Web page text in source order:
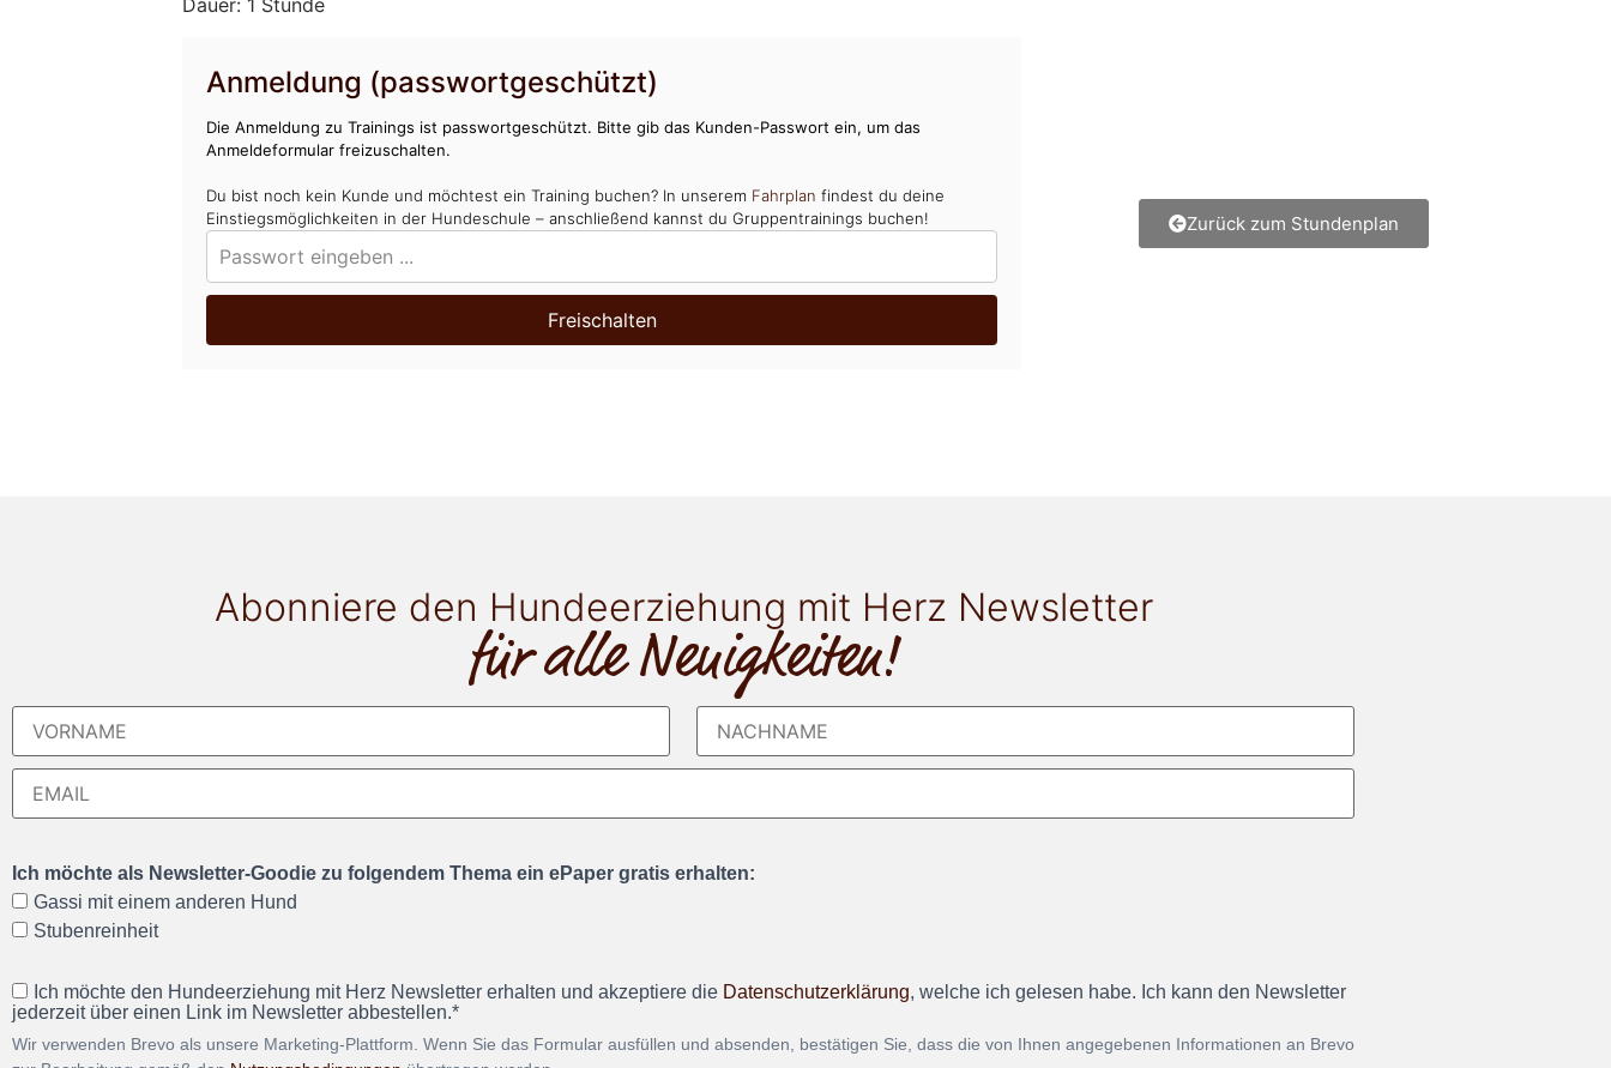
Dauer: 1 Stunde
Anmeldung (passwortgeschützt)
Die Anmeldung zu Trainings ist passwortgeschützt. Bitte gib das Kunden-Passwort ein, um das
Anmeldeformular freizuschalten.
Du bist noch kein Kunde und möchtest ein Training buchen? In unserem Fahrplan findest du deine
Einstiegsmöglichkeiten in der Hundeschule – anschließend kannst du Gruppentrainings buchen!
Freischalten
Zurück zum Stundenplan
Abonniere den Hundeerziehung mit Herz Newsletter
für alle Neuigkeiten!
Ich möchte als Newsletter-Goodie zu folgendem Thema ein ePaper gratis erhalten:
Gassi mit einem anderen Hund
Stubenreinheit
Ich möchte den Hundeerziehung mit Herz Newsletter erhalten und akzeptiere die Datenschutzerklärung, welche ich gelesen habe. Ich kann den Newsletter
jederzeit über einen Link im Newsletter abbestellen.*
Wir verwenden Brevo als unsere Marketing-Plattform. Wenn Sie das Formular ausfüllen und absenden, bestätigen Sie, dass die von Ihnen angegebenen Informationen an Brevo